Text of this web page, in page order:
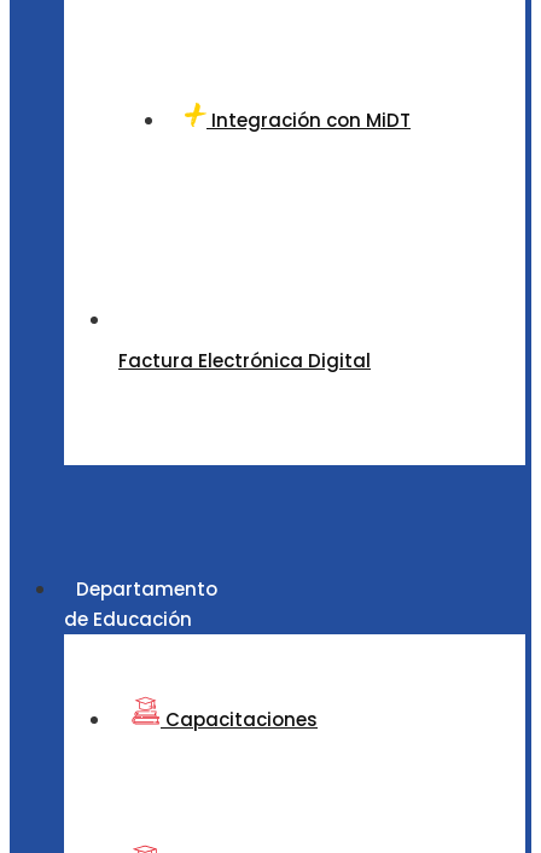
Integración con MiDT
Factura Electrónica Digital
Departamento
de Educación
Capacitaciones